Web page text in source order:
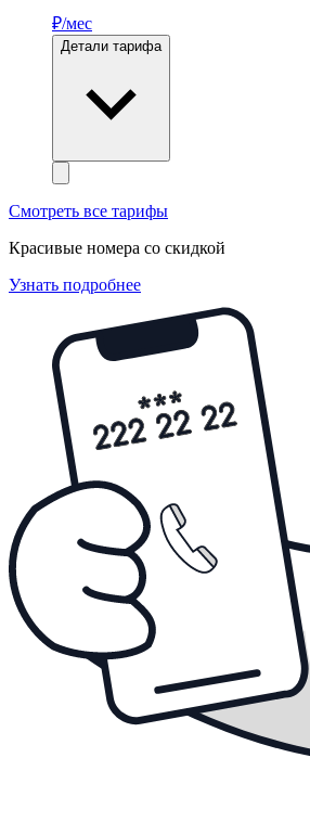
₽/мес
Детали тарифа
Смотреть все тарифы
Красивые номера со скидкой
Узнать подробнее